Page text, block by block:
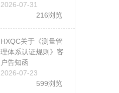
2026-07-31
216浏览
HXQC关于《测量管
理体系认证规则》客
户告知函
2026-07-23
599浏览